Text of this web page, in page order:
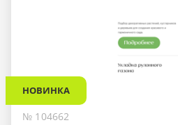
НОВИНКА
№ 104662